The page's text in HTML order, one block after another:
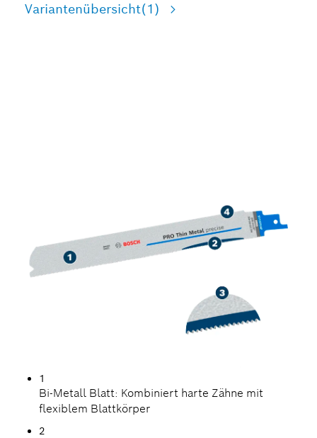
Variantenübersicht(1)
1
Bi-Metall Blatt: Kombiniert harte Zähne mit
flexiblem Blattkörper
2